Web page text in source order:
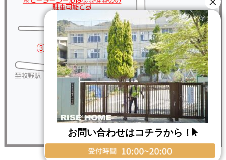
Copyright © RISE HOME All Rights Reserved.
お問い合わせはコチラから！